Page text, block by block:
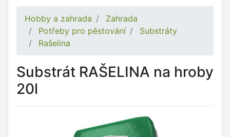
Hobby a zahrada
Zahrada
Potřeby pro pěstování
Substráty
Rašelina
Substrát RAŠELINA na hroby
20l